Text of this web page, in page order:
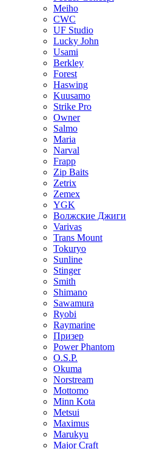
Meiho
CWC
UF Studio
Lucky John
Usami
Berkley
Forest
Haswing
Kuusamo
Strike Pro
Owner
Salmo
Maria
Narval
Frapp
Zip Baits
Zetrix
Zemex
YGK
Волжские Джиги
Varivas
Trans Mount
Tokuryo
Sunline
Stinger
Smith
Shimano
Sawamura
Ryobi
Raymarine
Призер
Power Phantom
O.S.P.
Okuma
Norstream
Mottomo
Minn Kota
Metsui
Maximus
Marukyu
Major Craft